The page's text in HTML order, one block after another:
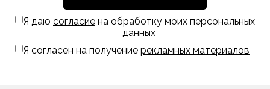
Я даю согласие на обработку моих персональных
данных
Я согласен на получение рекламных материалов